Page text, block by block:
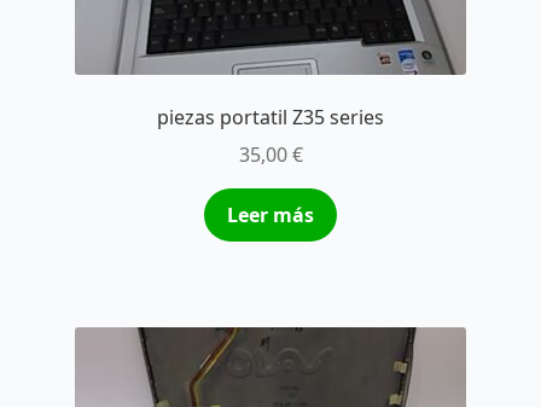
piezas portatil Z35 series
35,00€
Leer más